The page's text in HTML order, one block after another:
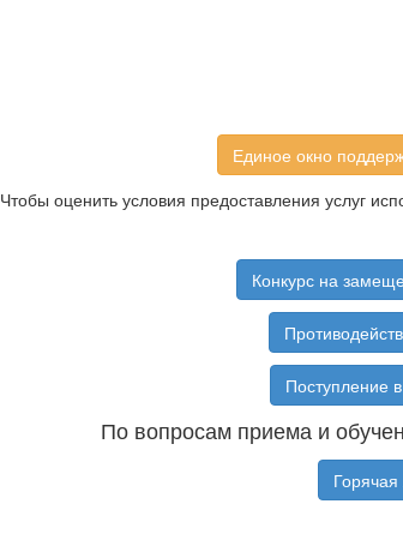
Единое окно
Чтобы оценить условия предоставления услуг
Конкурс на
Поступление
По вопросам приема и